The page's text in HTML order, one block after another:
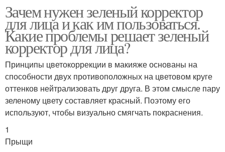
Зачем нужен зеленый корректор
для лица и как им пользоваться.
Какие проблемы решает зеленый
корректор для лица?
Принципы цветокоррекции в макияже основаны на
способности двух противоположных на цветовом круге
оттенков нейтрализовать друг друга. В этом смысле пару
зеленому цвету составляет красный. Поэтому его
используют, чтобы визуально смягчать покраснения.
1
Прыщи